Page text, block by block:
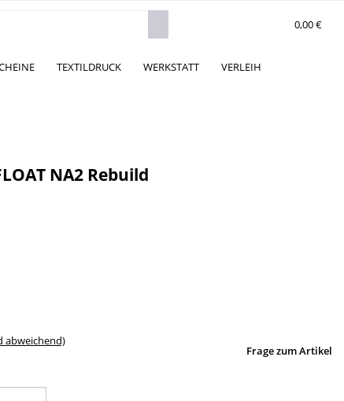
0,00 €
TEXTILDRUCK WERKSTATT VERLEIH
NA2 Rebuild
abweichend)
Frage zum Artikel